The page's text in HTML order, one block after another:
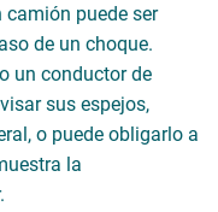
camión puede ser
de un choque.
un conductor de
sus espejos,
o puede obligarlo a
la